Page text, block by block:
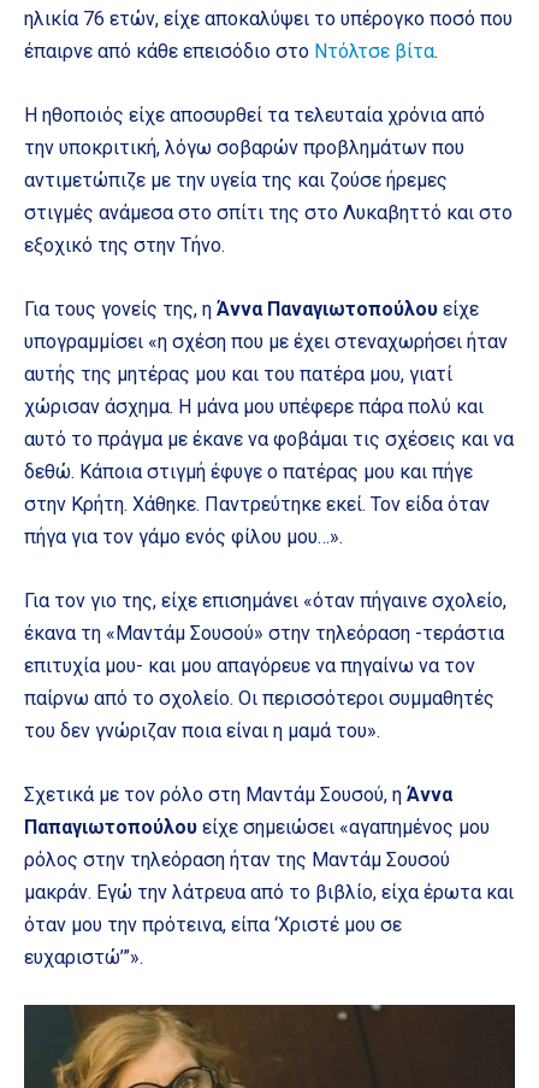
ηλικία 76 ετών, είχε αποκαλύψει το υπέρογκο ποσό που
έπαιρνε από κάθε επεισόδιο στο Ντόλτσε βίτα.
Η ηθοποιός είχε αποσυρθεί τα τελευταία χρόνια από
την υποκριτική, λόγω σοβαρών προβλημάτων που
αντιμετώπιζε με την υγεία της και ζούσε ήρεμες
στιγμές ανάμεσα στο σπίτι της στο Λυκαβηττό και στο
εξοχικό της στην Τήνο.
Για τους γονείς της, η Άννα Παναγιωτοπούλου είχε
υπογραμμίσει «η σχέση που με έχει στεναχωρήσει ήταν
αυτής της μητέρας μου και του πατέρα μου, γιατί
χώρισαν άσχημα. Η μάνα μου υπέφερε πάρα πολύ και
αυτό το πράγμα με έκανε να φοβάμαι τις σχέσεις και να
δεθώ. Κάποια στιγμή έφυγε ο πατέρας μου και πήγε
στην Κρήτη. Χάθηκε. Παντρεύτηκε εκεί. Τον είδα όταν
πήγα για τον γάμο ενός φίλου μου…».
Για τον γιο της, είχε επισημάνει «όταν πήγαινε σχολείο,
έκανα τη «Μαντάμ Σουσού» στην τηλεόραση -τεράστια
επιτυχία μου- και μου απαγόρευε να πηγαίνω να τον
παίρνω από το σχολείο. Οι περισσότεροι συμμαθητές
του δεν γνώριζαν ποια είναι η μαμά του».
Σχετικά με τον ρόλο στη Μαντάμ Σουσού, η Άννα
Παπαγιωτοπούλου είχε σημειώσει «αγαπημένος μου
ρόλος στην τηλεόραση ήταν της Μαντάμ Σουσού
μακράν. Εγώ την λάτρευα από το βιβλίο, είχα έρωτα και
όταν μου την πρότεινα, είπα ‘Χριστέ μου σε
ευχαριστώ’”».